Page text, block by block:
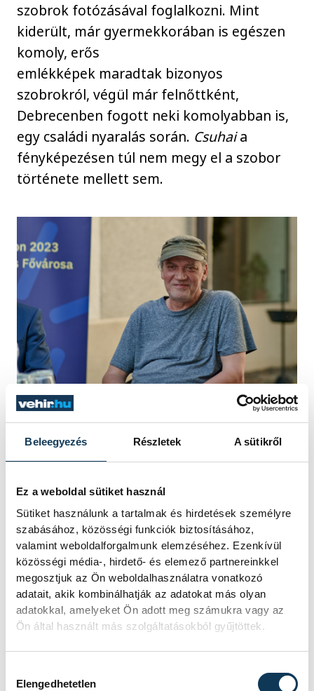
Beleegyezés Részletek A sütikről
Ez a weboldal sütiket használ
Sütiket használunk a tartalmak és hirdetések személyre
szabásához, közösségi funkciók biztosításához,
valamint weboldalforgalmunk elemzéséhez. Ezenkívül
közösségi média-, hirdető- és elemező partnereinkkel
megosztjuk az Ön weboldalhasználatra vonatkozó
adatait, akik kombinálhatják az adatokat más olyan
adatokkal, amelyeket Ön adott meg számukra vagy az
Ön által használt más szolgáltatásokból gyűjtöttek.
Elengedhetetlen
szobrok fotózásával foglalkozni. Mint
kiderült, már gyermekkorában is egészen
komoly, erős
emlékképek maradtak bizonyos
szobrokról, végül már felnőttként,
Debrecenben fogott neki komolyabban is,
egy családi nyaralás során. Csuhaia
fényképezésen túl nem megy el a szobor
története mellett sem.
Géczi János, a következő Séd bemutatóról
elárulta, egy veszprémi sétával
együtt személyesen is elsétálhatunk azon
szobrokhoz, melyek a kötetben
szerepelnek. További terv, hogy minden
évben megjelenjen egy Séd-könyv.
A szerzővel korábban készült
interjúnkbólidézünk: „ha az utcán
lencsevégre kapsz egy embert,